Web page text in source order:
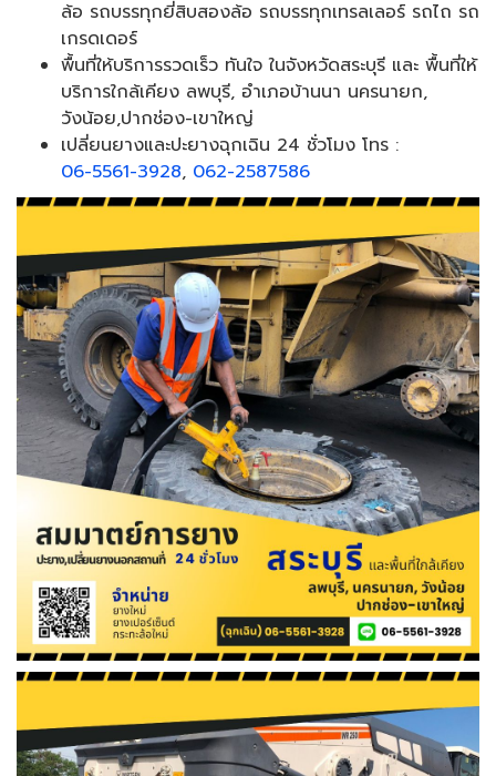
ล้อ รถบรรทุกยี่สิบสองล้อ รถบรรทุกเทรลเลอร์ รถไถ รถ
เกรดเดอร์
พื้นที่ให้บริการรวดเร็ว ทันใจ ในจังหวัดสระบุรี และ พื้นที่ให้
บริการใกล้เคียง ลพบุรี, อำเภอบ้านนา นครนายก,
วังน้อย,ปากช่อง-เขาใหญ่
เปลี่ยนยางและปะยางฉุกเฉิน 24 ชั่วโมง โทร :
06-5561-3928, 062-2587586